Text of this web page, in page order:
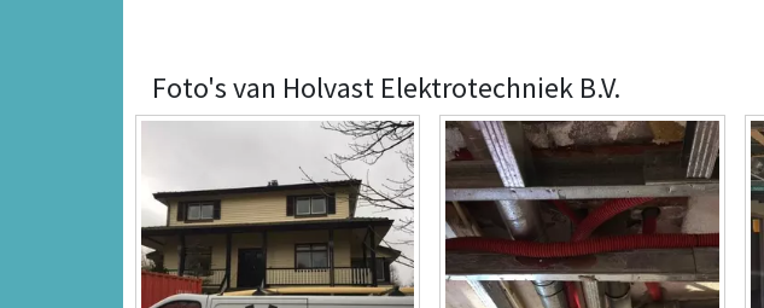
Foto's van Holvast Elektrotechniek B.V.